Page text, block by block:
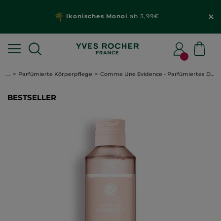
Ikonisches Monoi ab 3,99€
... Parfümierte Körperpflege Comme Une Evidence - Parfümiertes Duschgel
BESTSELLER